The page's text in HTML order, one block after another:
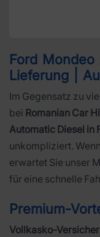
Ford Mondeo
Lieferung |
Im Gegensatz zu
bei Romanian Car
Automatic Diesel in
unkompliziert.
erwartet Sie unser
für eine schnelle
Premium-
Vollkasko-